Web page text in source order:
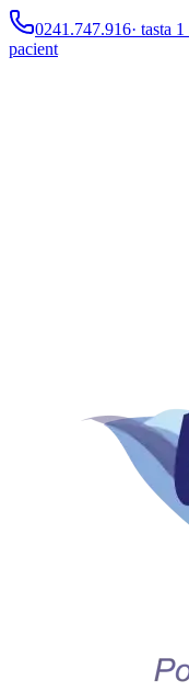
0241.747.916· tasta
pacient